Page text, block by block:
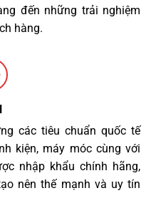
đến những trải nghiệm
hàng.
các tiêu chuẩn quốc tế
kiện, máy móc cùng với
nhập khẩu chính hãng,
nên thế mạnh và uy tín